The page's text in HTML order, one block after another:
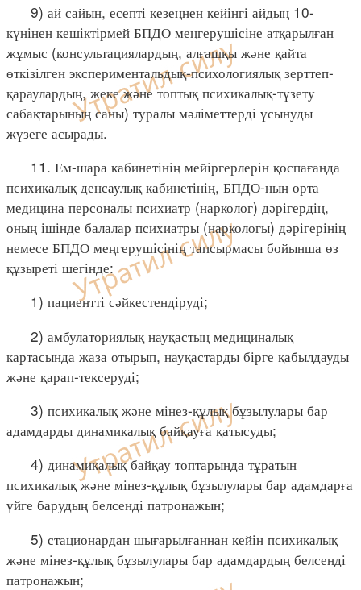
9) ай сайын, есепті кезеңнен кейінгі айдың 10-
күнінен кешіктірмей БПДО меңгерушісіне атқарылған
жұмыс (консультациялардың, алғашқы және қайта
өткізілген экспериментальдық-психологиялық зерттеп-
қараулардың, жеке және топтық психикалық-түзету
сабақтарының саны) туралы мәліметтерді ұсынуды
жүзеге асырады.
11. Ем-шара кабинетінің мейіргерлерін қоспағанда
психикалық денсаулық кабинетінің, БПДО-ның орта
медицина персоналы психиатр (нарколог) дәрігердің,
оның ішінде балалар психиатры (наркологы) дәрігерінің
немесе БПДО меңгерушісінің тапсырмасы бойынша өз
құзыреті шегінде:
1) пациентті сәйкестендіруді;
2) амбулаториялық науқастың медициналық
картасында жаза отырып, науқастарды бірге қабылдауды
және қарап-тексеруді;
3) психикалық және мінез-құлық бұзылулары бар
адамдарды динамикалық байқауға қатысуды;
4) динамикалық байқау топтарында тұратын
психикалық және мінез-құлық бұзылулары бар адамдарға
үйге барудың белсенді патронажын;
5) стационардан шығарылғаннан кейін психикалық
және мінез-құлық бұзылулары бар адамдардың белсенді
патронажын;